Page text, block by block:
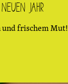
Jahr
und frischem Mut!